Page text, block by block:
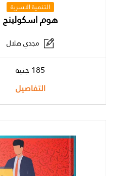
التنمية الاسرية
هوم اسكولينج
مجدي هلال
185 جنية
التفاصيل